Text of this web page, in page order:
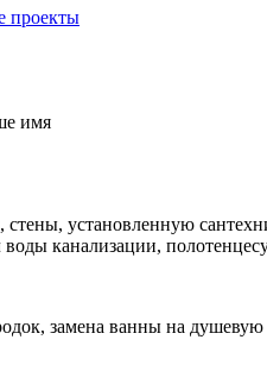
проекты
имя
установленную
канализации,
замена ванны на